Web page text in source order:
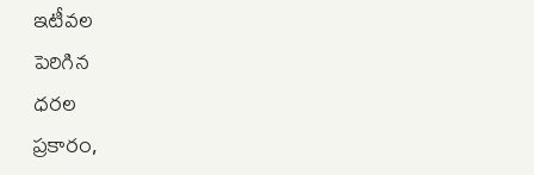
ఇటీవల
పెరిగిన
ధరల
ప్రకారం,